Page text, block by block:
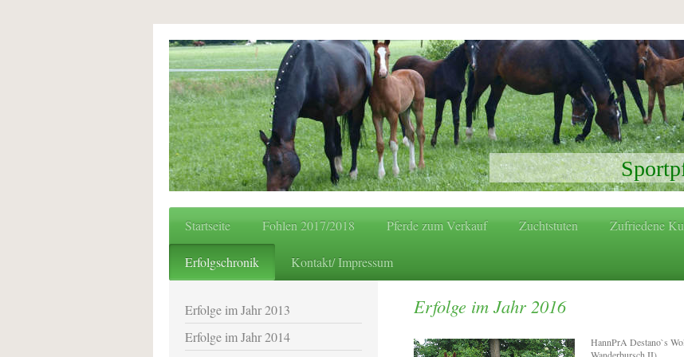
Startseite Fohlen 2017/2018 Pferde zum Verkauf Zuchtstuten Zufriedene
Erfolgschronik Kontakt/ Impressum
Erfolge im Jahr 2016
HannPrA Destano`s
Wanderbursch II)
Erfolge im Jahr 2013
Erfolge im Jahr 2014